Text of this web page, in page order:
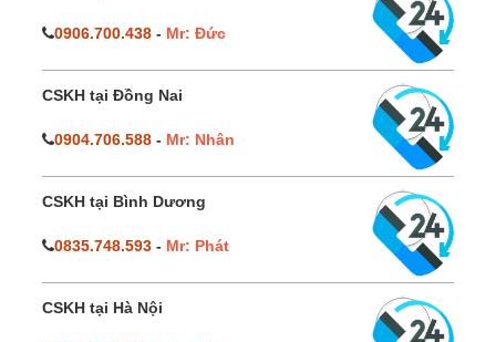
0906.700.438 - Mr: Đức
CSKH tại Đồng Nai
0904.706.588 - Mr: Nhân
CSKH tại Bình Dương
0835.748.593 - Mr: Phát
CSKH tại Hà Nội